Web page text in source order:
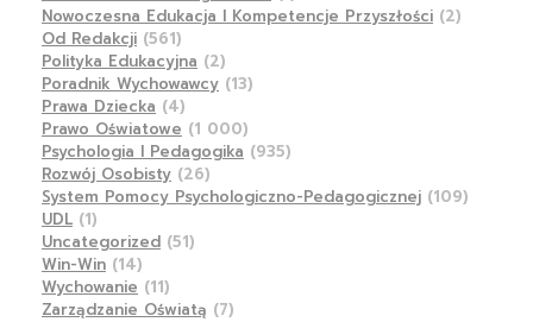
Nowoczesna Edukacja I Kompetencje Przyszłości (2)
Od Redakcji (561)
Polityka Edukacyjna (2)
Poradnik Wychowawcy (13)
Prawa Dziecka (4)
Prawo Oświatowe (1 000)
Psychologia I Pedagogika (935)
Rozwój Osobisty (26)
System Pomocy Psychologiczno-Pedagogicznej (109)
UDL (1)
Uncategorized (51)
Win-Win (14)
Wychowanie (11)
Zarządzanie Oświatą (7)